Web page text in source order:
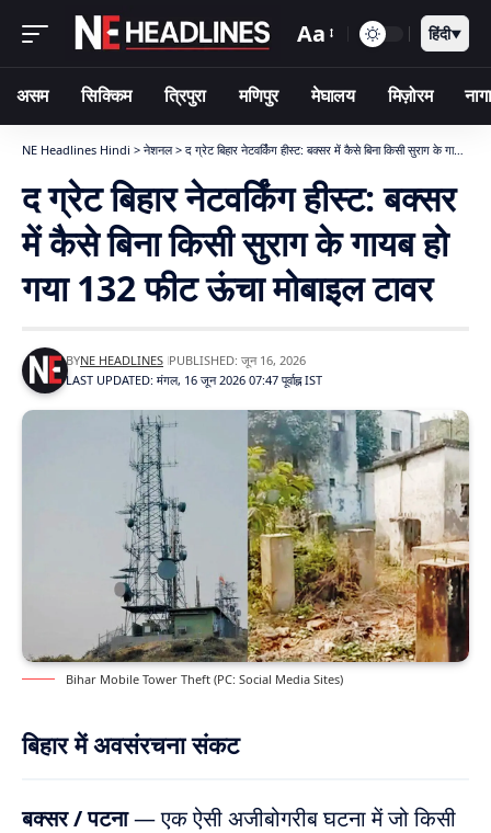
Aa हिंदी▼
असम सिक्किम त्रिपुरा मणिपुर मेघालय मिज़ोरम
NE Headlines Hindi > नेशनल> द ग्रेट बिहार नेटवर्किंग हीस्ट: बक्सर में कैसे बिना किसी सुराग के गायब हो गया 132 फीट ऊंचा मोबाइल टावर
द ग्रेट बिहार नेटवर्किंग हीस्ट: बक्सर
में कैसे बिना किसी सुराग के गायब हो
गया 132 फीट ऊंचा मोबाइल टावर
LAST UPDATED: मंगल, 16 जून 2026 07:47 पूर्वाह्न IST
BYNE HEADLINES PUBLISHED: जून 16, 2026
Bihar Mobile Tower Theft (PC: Social Media Sites)
बिहार में अवसंरचना संकट
बक्सर / पटना— एक ऐसी अजीबोगरीब घटना में जो किसी